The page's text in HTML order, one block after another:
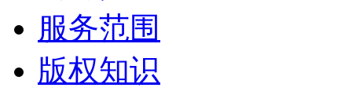
服务范围
版权知识